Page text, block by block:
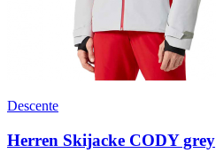
Descente
Herren Skijacke CODY grey